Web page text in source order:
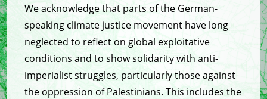
We acknowledge that parts of the German-
speaking climate justice movement have long
neglected to reflect on global exploitative
conditions and to show solidarity with anti-
imperialist struggles, particularly those against
the oppression of Palestinians. This includes the